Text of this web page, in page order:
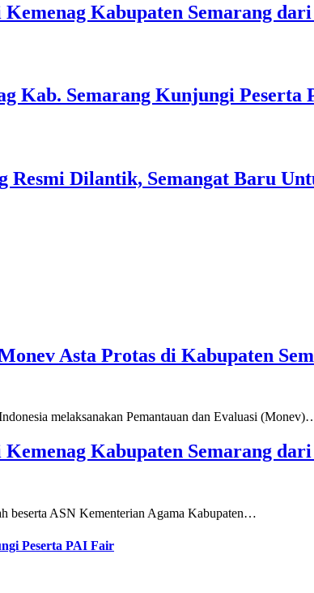
Kabupaten Semarang
Kab. Semarang Kunjungi Peserta
Resmi Dilantik, Semangat Baru
Asta Protas di Kabupaten
melaksanakan Pemantauan dan Evaluasi
Kabupaten Semarang
beserta ASN Kementerian Agama Kabupaten…
Peserta PAI Fair